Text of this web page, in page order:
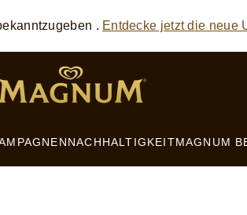
. Entdecke jetzt die neue
NACHHALTIGKEITMAGNUM